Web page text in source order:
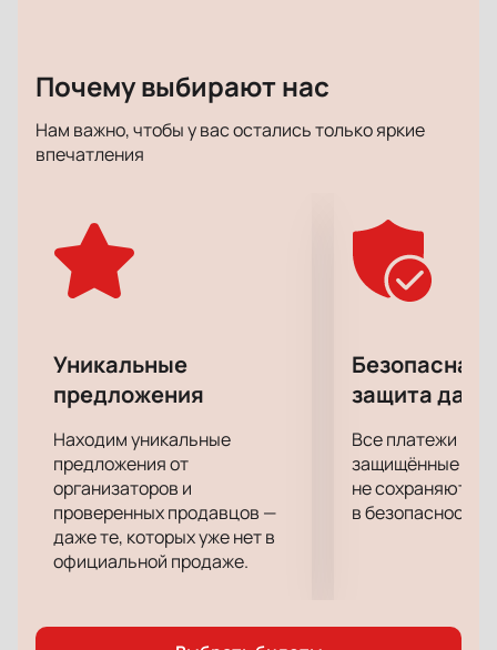
за судьбой героев и их переживаниями.
спросите себя «А что будет дальше?» или «А как
поступил бы я?». В этой постановке тонко
победа вечных ценностей над ценностями
временными и кажущимися.
Если вы хотите полностью отвлечься и сбросить с
себя груз повседневных забот «Дон Жуан.
ждет полное погружение в сюжет, огромное
удовольствие от актерской игры, декораций,
костюмов и музыкального сопровождения.
Почему выбирают нас
Нам важно, чтобы у вас остались только яркие
впечатления
Уникальные
предложения
Находим уникальные
предложения от
организаторов и
проверенных продавцов —
даже те, которых уже нет в
официальной продаже.
Безопасная
защита
Все платежи
защищённые
не сохраняются
в безопасности.